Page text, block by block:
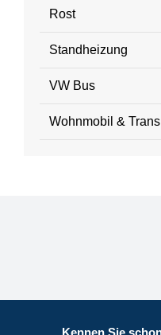
Rost
Standheizung
VW Bus
Wohnmobil &